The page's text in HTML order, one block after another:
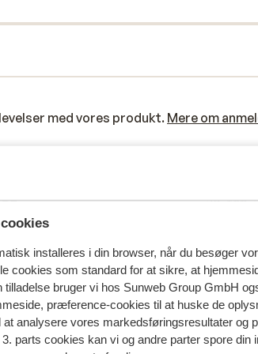
installeres i din browser, når du besøger
cookies som standard for at sikre, at
tilladelse bruger vi hos Sunweb Group GmbH
præference-cookies til at huske de
analysere vores markedsføringsresultater og
parts cookies kan vi og andre parter spore din
med vores produkt. Mere om
28. feb.
delen van de chalet zijn ruim. Alle
even groot, sommige kamers waren
klein en er waren niet altijd voldoende
mogelijkheden. De jacuzzi werd tijdens de
het was bijna onmogelijk om
Uiteindelijk kregen we de laatste
delen van de chalet zijn ruim. Alle
even groot, sommige kamers waren
klein en er waren niet altijd voldoende
mogelijkheden. De jacuzzi werd tijdens de...
til dansk (DA)